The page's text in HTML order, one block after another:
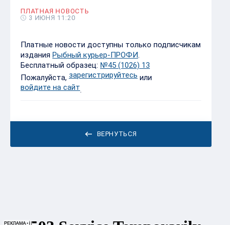
ПЛАТНАЯ НОВОСТЬ
3 ИЮНЯ 11:20
Платные новости доступны только подписчикам
издания Рыбный курьер-ПРОФИ.
Бесплатный образец: №45 (1026) 13
Пожалуйста, зарегистрируйтесь или
войдите на сайт.
ВЕРНУТЬСЯ